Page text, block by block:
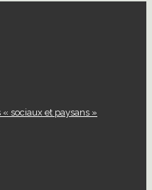
sociaux et paysans »